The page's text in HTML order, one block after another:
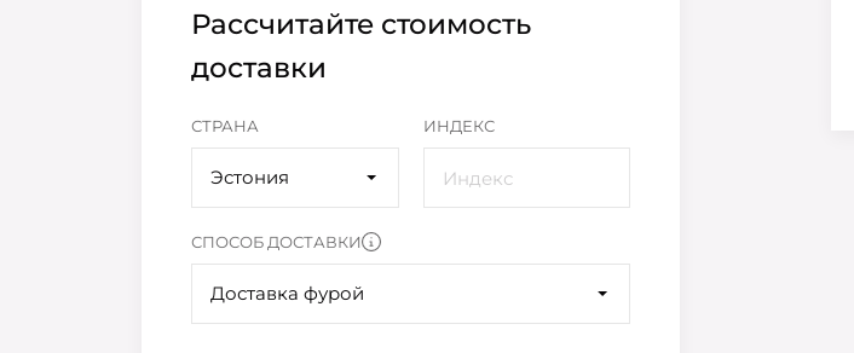
Рассчитайте стоимость
доставки
СТРАНА
Эстония
ИНДЕКС
СПОСОБ ДОСТАВКИ
Доставка фурой